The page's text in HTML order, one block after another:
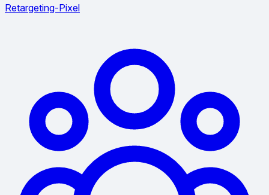
Retargeting-Pixel